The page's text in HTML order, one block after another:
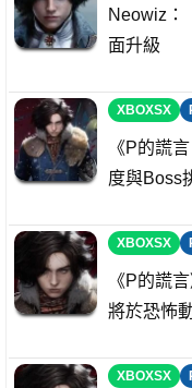
Neowiz：
面升級
XBOXSX
《P的謊
度與Boss
XBOXSX
《P的謊
將於恐怖
XBOXSX